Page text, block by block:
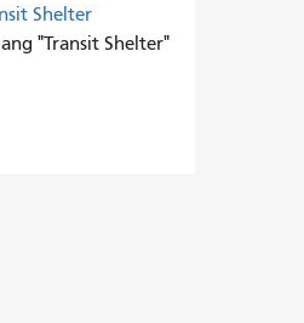
Shelter
"Transit Shelter"